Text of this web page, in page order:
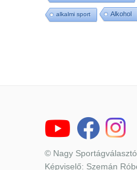
alkalmi sport Alkohol
© Nagy
Képviselő: Szemán